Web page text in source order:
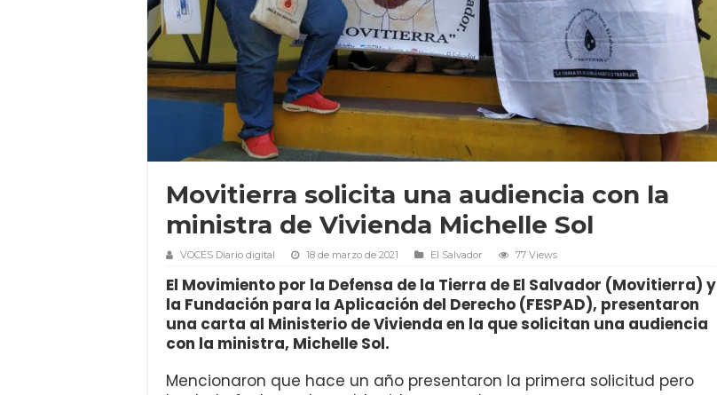
Movitierra solicita una audiencia con la
ministra de Vivienda Michelle Sol
VOCES Diario digital 18 de marzo de 2021 El Salvador 77 Views
El Movimiento por la Defensa de la Tierra de El Salvador (Movitierra) y
la Fundación para la Aplicación del Derecho (FESPAD), presentaron
una carta al Ministerio de Vivienda en la que solicitan una audiencia
con la ministra, Michelle Sol.
Mencionaron que hace un año presentaron la primera solicitud pero